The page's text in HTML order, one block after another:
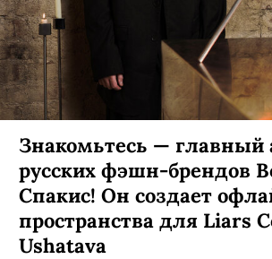
Знакомьтесь — главный
русских фэшн-брендов
Спакис! Он создает
пространства для Liars
Ushatava